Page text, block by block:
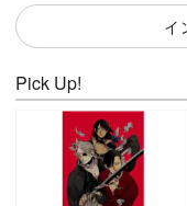
イ
Pick Up!